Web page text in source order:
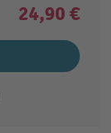
24,90 €